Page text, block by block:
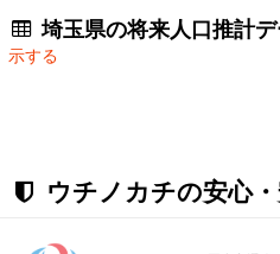
埼玉県の将来人口推計
示する
ウチノカチの安心